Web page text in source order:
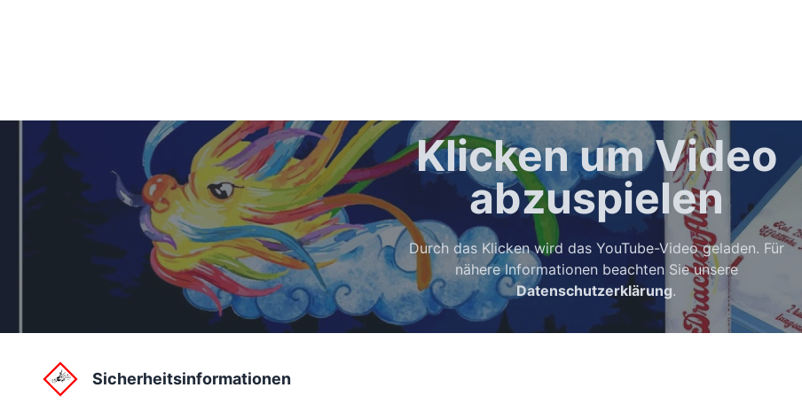
Klicken um Video
abzuspielen
Durch das Klicken wird das YouTube-Video geladen. Für
nähere Informationen beachten Sie unsere
Datenschutzerklärung.
Sicherheitsinformationen